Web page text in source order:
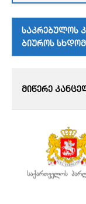
საკრებულოს
ბიუროს
მიწერე